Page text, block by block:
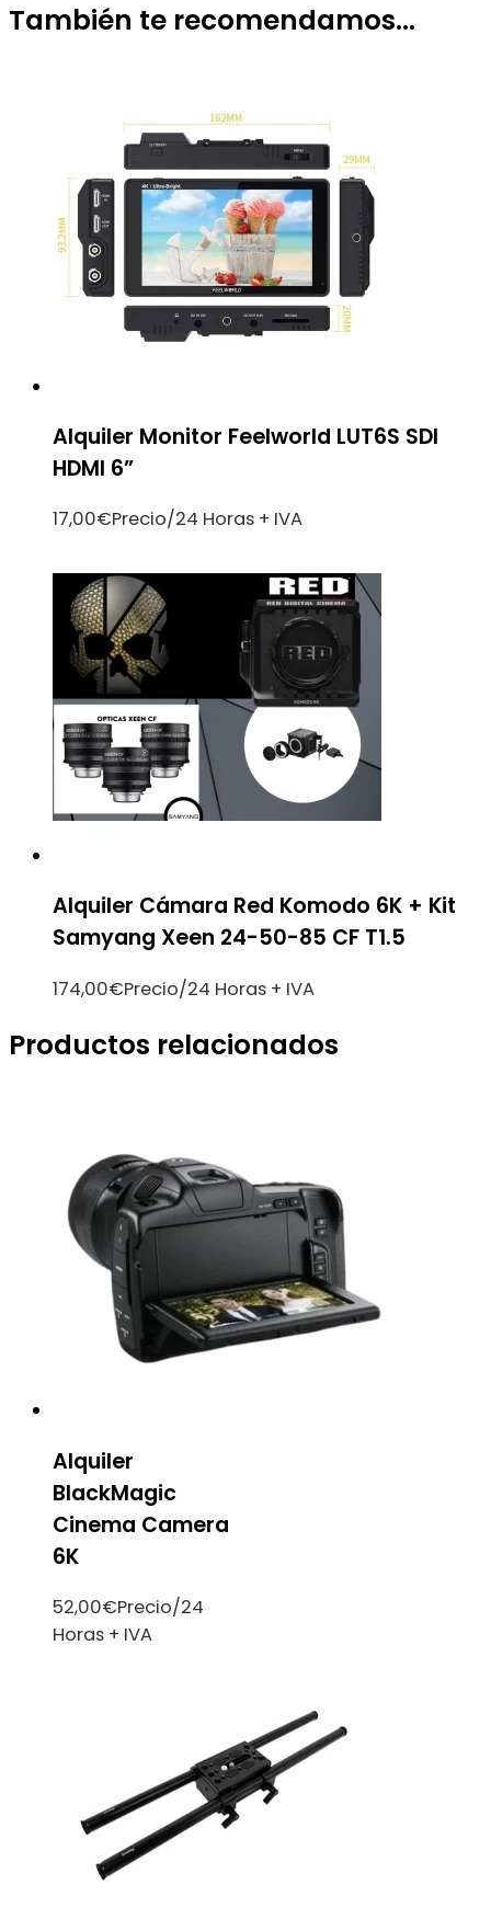
También te recomendamos…
Alquiler Monitor Feelworld LUT6S SDI
HDMI 6”
17,00€Precio/24 Horas + IVA
Alquiler Cámara Red Komodo 6K + Kit
Samyang Xeen 24-50-85 CF T1.5
174,00€Precio/24 Horas + IVA
Productos relacionados
Alquiler
BlackMagic
Cinema Camera
6K
52,00€Precio/24
Horas + IVA